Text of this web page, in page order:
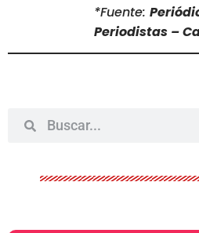
*Fuente:
Periodistas –